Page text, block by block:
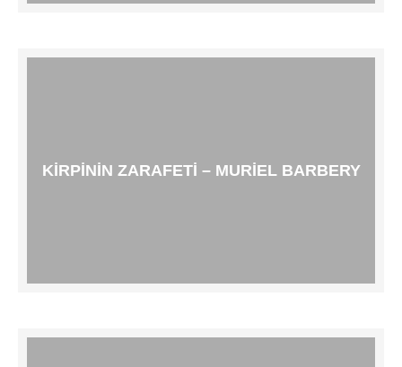
KIRPININ ZARAFETI – MURIEL BARBERY